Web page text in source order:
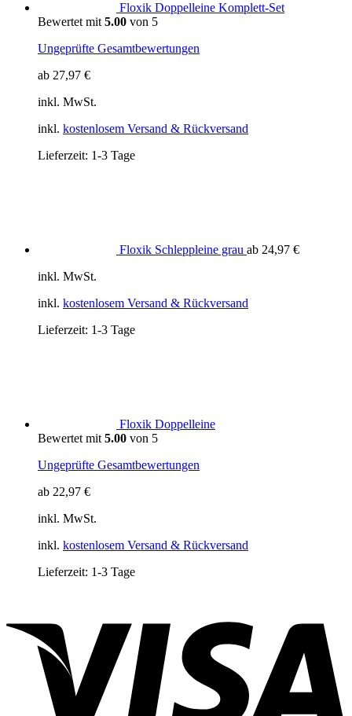
Floxik Doppelleine Komplett-Set
Bewertet mit 5.00 von 5
Ungeprüfte Gesamtbewertungen
ab 27,97 €
inkl. MwSt.
inkl. kostenlosem Versand & Rückversand
Lieferzeit: 1-3 Tage
Floxik Schleppleine grau ab 24,97 €
inkl. MwSt.
inkl. kostenlosem Versand & Rückversand
Lieferzeit: 1-3 Tage
Floxik Doppelleine
Bewertet mit 5.00 von 5
Ungeprüfte Gesamtbewertungen
ab 22,97 €
inkl. MwSt.
inkl. kostenlosem Versand & Rückversand
Lieferzeit: 1-3 Tage